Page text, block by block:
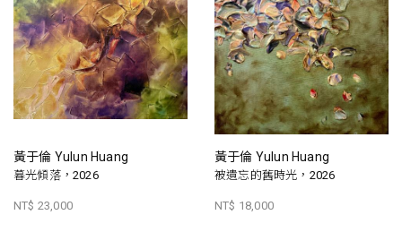
黃于倫 Yulun Huang
暮光傾落，2026
NT$ 23,000
黃于倫 Yulun Huang
被遺忘的舊時光，2026
NT$ 18,000